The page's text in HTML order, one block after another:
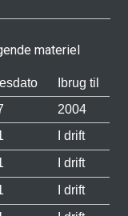
materiel
Ibrug til
2004
I drift
I drift
I drift